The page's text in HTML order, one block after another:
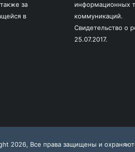
за
в
информационных
коммуникаций.
Свидетельство о
25.07.2017.
2026, Все права защищены и